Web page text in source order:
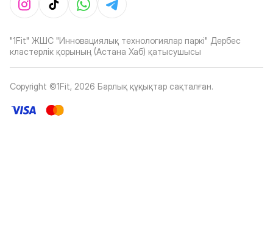
"1Fit" ЖШС "Инновациялық технологиялар паркі" Дербес
кластерлік қорының (Астана Хаб) қатысушысы
Copyright ©1Fit, 2026 Барлық құқықтар сақталған.